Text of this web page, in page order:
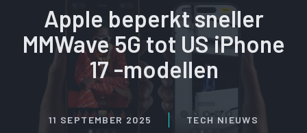
Apple beperkt sneller
MMWave 5G tot US iPhone
17 -modellen
11 SEPTEMBER 2025 TECH NIEUWS